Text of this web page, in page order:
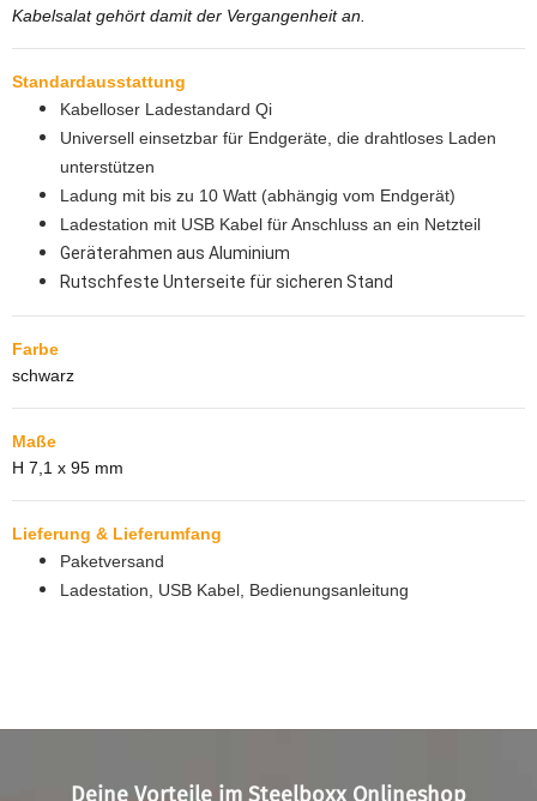
Kabelsalat gehört damit der Vergangenheit an.
Standardausstattung
Kabelloser Ladestandard Qi
Universell einsetzbar für Endgeräte, die drahtloses Laden
unterstützen
Ladung mit bis zu 10 Watt (abhängig vom Endgerät)
Ladestation mit USB Kabel für Anschluss an ein Netzteil
Geräterahmen aus Aluminium
Rutschfeste Unterseite für sicheren Stand
Farbe
schwarz
Maße
H 7,1 x 95 mm
Lieferung & Lieferumfang
Paketversand
Ladestation, USB Kabel, Bedienungsanleitung
Deine Vorteile im Steelboxx Onlineshop